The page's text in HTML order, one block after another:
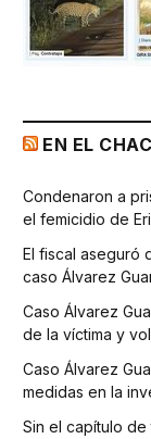
EN EL
Condenaron a
el femicidio de
El fiscal aseguró
caso Álvarez
Caso Álvarez
de la víctima y
Caso Álvarez
medidas en la
Sin el capítulo